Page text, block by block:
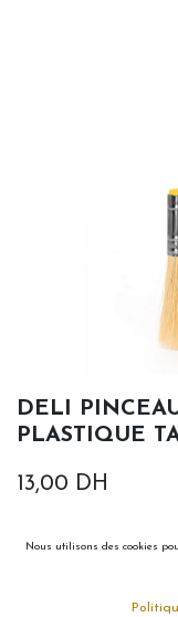
DELI
PLASTIQUE
13,00 DH
Nous utilisons des cookies